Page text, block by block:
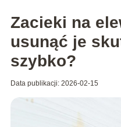
Zacieki na
usunąć je
szybko?
Data publikacji: 2026-02-15